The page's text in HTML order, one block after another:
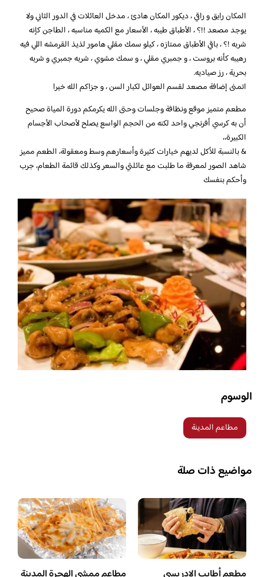
المكان رايق و راقي ، ديكور المكان هادئ ، مدخل العائلات في الدور الثاني ولا
يوجد مصعد !!؟ ، الأطباق طيبه ، الأسعار مع الكميه مناسبه ، الطاجن كإنه
شربه !؟ ، باقي الأطباق ممتازه ، كيلو سمك مقلي هامور لذيذ القرمشه اللي فيه
رهيبه كأنه بروست ، و جمبري مقلي ، و سمك مشوي ، شربه جمبري و شربه
بحرية ، رز صياديه.
اتمنى إضافة مصعد لقسم العوائل لكبار السن ، و جزاكم الله خيرا
مطعم متميز موقع ونظافة وجلسات وحتى الله يكرمكم دورة المياة صحيح
أن به كرسي أفرنجي واحد لكنه من الحجم الواسع يصلح لأصحاب الأجسام
الكبيرة،،
& بالنسبة للأكل لديهم خيارات كثيرة وأسعارهم وسط ومعقولة، الطعم مميز
شاهد الصور لمعرفة ما طلبت مع عائلتي والسعر وكذلك قائمة الطعام، جرب
وأحكم بنفسك
الوسوم
مطاعم المدينة
مواضيع ذات صلة